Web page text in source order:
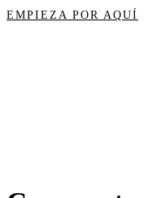
EMPIEZA POR AQUÍ